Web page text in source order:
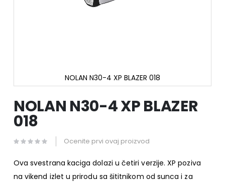
NOLAN N30-4 XP BLAZER 018
to
the
beginning
of
images
NOLAN N30-4 XP BLAZER
018
Ocenite prvi ovaj proizvod
Ova svestrana kaciga dolazi u četiri verzije. XP poziva
na vikend izlet u prirodu sa šititnikom od sunca i za